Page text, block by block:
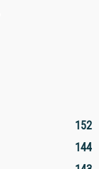
152
144